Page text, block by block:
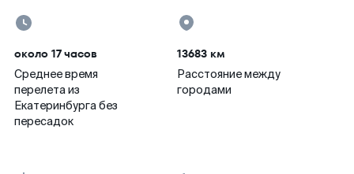
около 17 часов
Среднее время
перелета из
Екатеринбурга без
пересадок
13683 км
Расстояние между
городами